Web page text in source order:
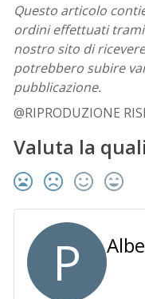
Questo articolo
ordini effettuati
nostro sito di
potrebbero subire
pubblicazione.
@RIPRODUZIONE
Valuta la
P